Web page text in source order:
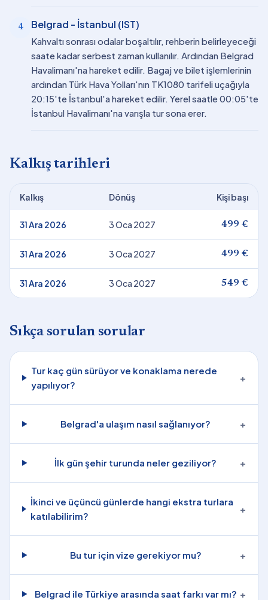
4 Belgrad - İstanbul (IST)
Kahvaltı sonrası odalar boşaltılır, rehberin belirleyeceği
saate kadar serbest zaman kullanılır. Ardından Belgrad
Havalimanı'na hareket edilir. Bagaj ve bilet işlemlerinin
ardından Türk Hava Yolları'nın TK1080 tarifeli uçağıyla
20:15'te İstanbul'a hareket edilir. Yerel saatle 00:05'te
İstanbul Havalimanı'na varışla tur sona erer.
Kalkış tarihleri
Kalkış Dönüş Kişi başı
31 Ara 2026 3 Oca 2027 499 €
31 Ara 2026 3 Oca 2027 499 €
31 Ara 2026 3 Oca 2027 549 €
Sıkça sorulan sorular
Tur kaç gün sürüyor ve konaklama nerede
yapılıyor?
+
Belgrad'a ulaşım nasıl sağlanıyor? +
İlk gün şehir turunda neler geziliyor? +
İkinci ve üçüncü günlerde hangi ekstra turlara
katılabilirim?
+
Bu tur için vize gerekiyor mu? +
Belgrad ile Türkiye arasında saat farkı var mı? +